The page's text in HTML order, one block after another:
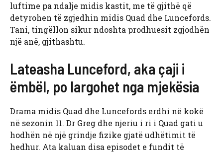
luftime pa ndalje midis kastit, me të gjithë që
detyrohen të zgjedhin midis Quad dhe Luncefords.
Tani, tingëllon sikur ndoshta prodhuesit zgjodhën
një anë, gjithashtu.
Lateasha Lunceford, aka çaji i
ëmbël, po largohet nga mjekësia
Drama midis Quad dhe Luncefords erdhi në kokë
në sezonin 11. Dr Greg dhe njeriu i ri i Quad gati u
hodhën në një grindje fizike gjatë udhëtimit të
hedhur. Ata kaluan disa episodet e fundit të